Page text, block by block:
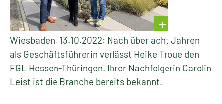
Wiesbaden, 13.10.2022: Nach über acht Jahren
als Geschäftsführerin verlässt Heike Troue den
FGL Hessen-Thüringen. Ihrer Nachfolgerin Carolin
Leist ist die Branche bereits bekannt.